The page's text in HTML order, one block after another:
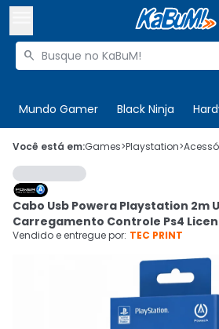
Buscar produtos

Mundo Gamer Black Ninja
 Olá. Acesse sua conta
 Departamentos
Cupons
Ativar tradutor em libras
CADASTRE-SE
Você está em:Games>Playstation>
Cabo Usb Powera Playstation 2m
Carregamento Controle Ps4
Vendido e entregue por: TEC PRINT